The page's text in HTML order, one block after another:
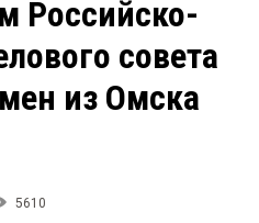
Рейтинги
Блоги
Архив
Российско-
совета
из Омска
5610